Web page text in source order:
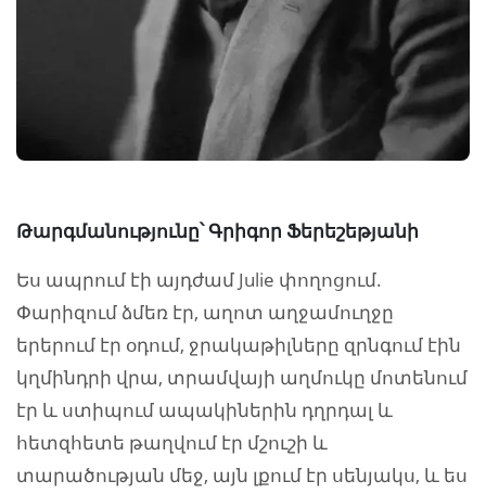
Թարգմանությունը՝ Գրիգոր Ֆերեշեթյանի
Ես ապրում էի այդժամ Julie փողոցում.
Փարիզում ձմեռ էր, աղոտ աղջամուղջը
երերում էր օդում, ջրակաթիլները զրնգում էին
կղմինդրի վրա, տրամվայի աղմուկը մոտենում
էր և ստիպում ապակիներին դղրդալ և
հետզհետե թաղվում էր մշուշի և
տարածության մեջ, այն լքում էր սենյակս, և ես